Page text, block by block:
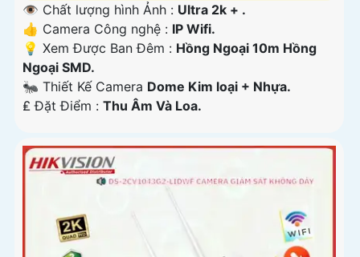
👁 Chất lượng hình Ảnh : Ultra 2k + .
👍 Camera Công nghệ : IP Wifi.
💡 Xem Được Ban Đêm : Hồng Ngoại 10m Hồng
Ngoại SMD.
🐜 Thiết Kế Camera Dome Kim loại + Nhựa.
️₤ Đặt Điểm : Thu Âm Và Loa.